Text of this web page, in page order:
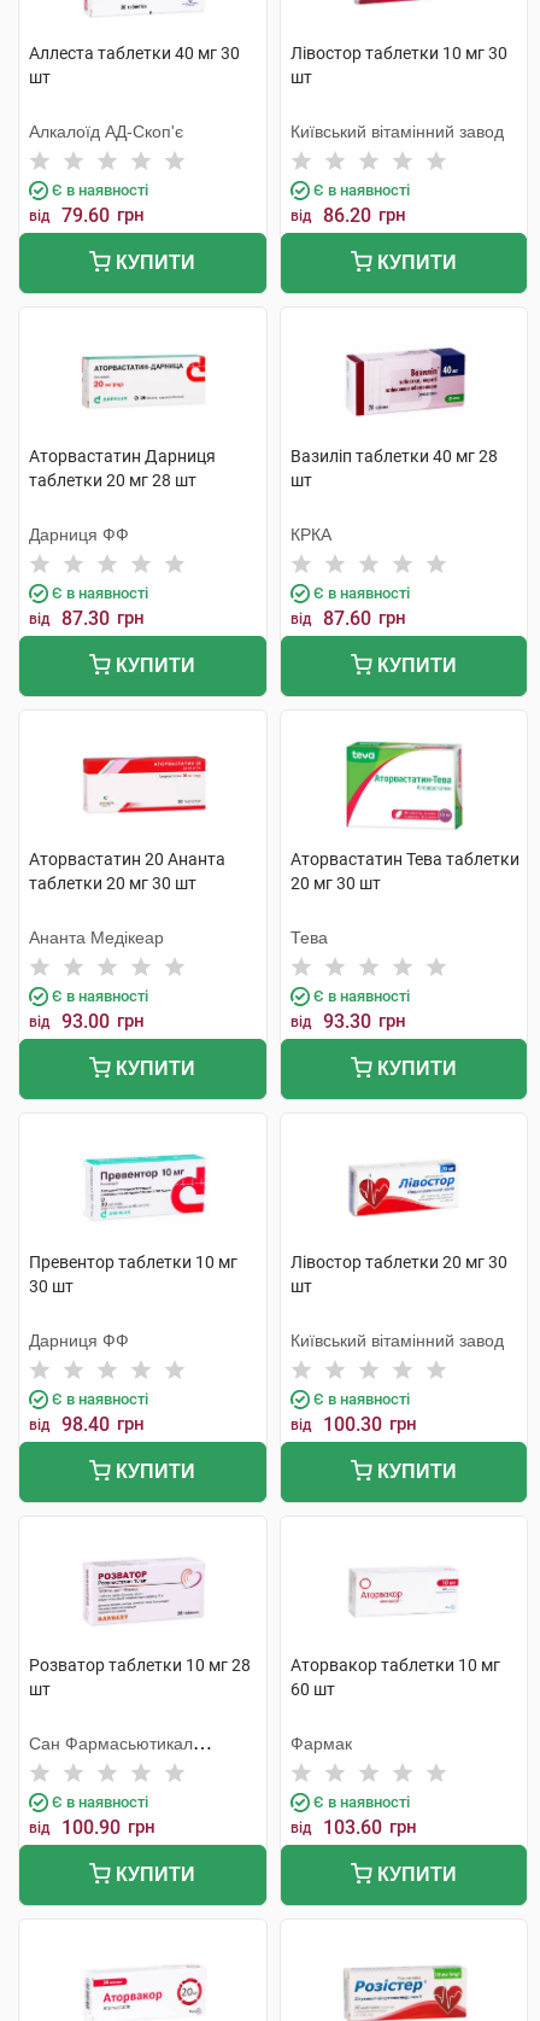
Аллеста таблетки 40 мг 30
шт
Алкалоїд АД-Скоп'є
Є в наявності
від 79.60 грн
КУПИТИ
Лівостор таблетки 10 мг 30
шт
Київський вітамінний завод
Є в наявності
від 86.20 грн
КУПИТИ
Аторвастатин Дарниця
таблетки 20 мг 28 шт
Дарниця ФФ
Є в наявності
від 87.30 грн
КУПИТИ
Вазиліп таблетки 40 мг 28
шт
КРКА
Є в наявності
від 87.60 грн
КУПИТИ
Аторвастатин 20 Ананта
таблетки 20 мг 30 шт
Ананта Медікеар
Є в наявності
від 93.00 грн
КУПИТИ
Аторвастатин Тева таблетки
20 мг 30 шт
Тева
Є в наявності
від 93.30 грн
КУПИТИ
Превентор таблетки 10 мг
30 шт
Дарниця ФФ
Є в наявності
від 98.40 грн
КУПИТИ
Лівостор таблетки 20 мг 30
шт
Київський вітамінний завод
Є в наявності
від 100.30 грн
КУПИТИ
Розватор таблетки 10 мг 28
шт
Сан Фармасьютикал
Індастріз
Є в наявності
від 100.90 грн
КУПИТИ
Аторвакор таблетки 10 мг
60 шт
Фармак
Є в наявності
від 103.60 грн
КУПИТИ